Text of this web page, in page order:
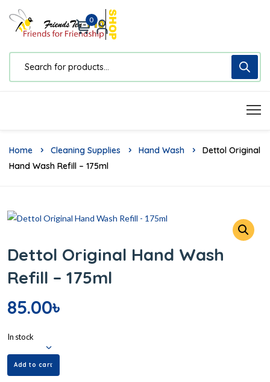
0
Home Cleaning Supplies Hand Wash
Dettol Original
Hand Wash Refill – 175ml
Dettol Original Hand Wash
Refill – 175ml
85.00৳
In stock
Add to cart